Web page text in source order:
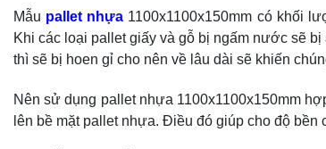
Mẫu pallet nhựa 1100x1100x150mm có khối
Khi các loại pallet giấy và gỗ bị ngấm nước sẽ
thì sẽ bị hoen gỉ cho nên về lâu dài sẽ khiến
Nên sử dụng pallet nhựa 1100x1100x150mm
lên bề mặt pallet nhựa. Điều đó giúp cho độ